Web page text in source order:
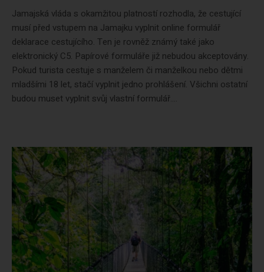
Jamajská vláda s okamžitou platností rozhodla, že cestující
musí před vstupem na Jamajku vyplnit online formulář
deklarace cestujícího. Ten je rovněž známý také jako
elektronický C5. Papírové formuláře již nebudou akceptovány.
Pokud turista cestuje s manželem či manželkou nebo dětmi
mladšími 18 let, stačí vyplnit jedno prohlášení. Všichni ostatní
budou muset vyplnit svůj vlastní formulář....